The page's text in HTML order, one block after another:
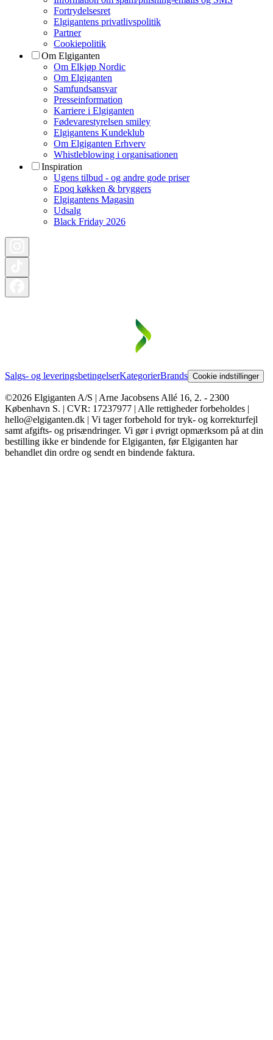
Fortrydelsesret
Elgigantens privatlivspolitik
Partner
Cookiepolitik
Om Elgiganten
Om Elkjøp Nordic
Om Elgiganten
Samfundsansvar
Presseinformation
Karriere i Elgiganten
Fødevarestyrelsen smiley
Elgigantens Kundeklub
Om Elgiganten Erhverv
Whistleblowing i organisationen
Inspiration
Ugens tilbud - og andre gode priser
Epoq køkken & bryggers
Elgigantens Magasin
Udsalg
Black Friday 2026
Salgs- og leveringsbetingelserKategorierBrands Cookie indstillinger
©2026 Elgiganten A/S | Arne Jacobsens Allé 16, 2. - 2300
København S. | CVR: 17237977 | Alle rettigheder forbeholdes |
hello@elgiganten.dk | Vi tager forbehold for tryk- og korrekturfejl
samt afgifts- og prisændringer. Vi gør i øvrigt opmærksom på at din
bestilling ikke er bindende for Elgiganten, før Elgiganten har
behandlet din ordre og sendt en bindende faktura.